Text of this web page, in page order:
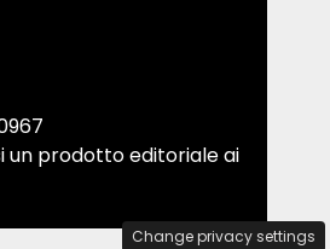
un prodotto editoriale ai
Change privacy settings